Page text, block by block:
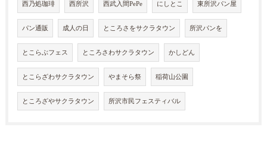
西乃処珈琲 西所沢 西武入間PePe にしとこ 東所沢パン屋
パン通販 成人の日 ところさをサクラタウン 所沢パンを
とこらぶフェス ところさわサクラタウン かしどん
とこらざわサクラタウン やまそら祭 稲荷山公園
ところざやサクラタウン 所沢市民フェスティバル